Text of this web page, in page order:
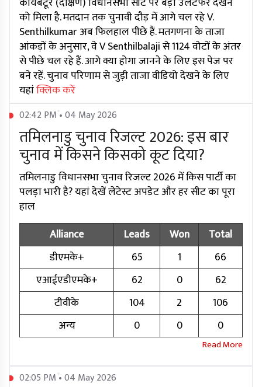
को मिला है. मतदान तक चुनावी दौड़ में आगे चल रहे V.
Senthilkumar अब फिलहाल पीछे हैं. मतगणना के ताजा
आंकड़ों के अनुसार, वे V Senthilbalaji से 1124 वोटों के अंतर
से पीछे चल रहे हैं. आगे क्या होगा जानने के लिए इस पेज पर
बने रहें. चुनाव परिणाम से जुड़ी ताजा वीडियो देखने के लिए
यहांक्लिक करें
02:42 PM • 04 May 2026
तमिलनाडु चुनाव रिजल्ट 2026: इस बार
चुनाव में किसने किसको कूट दिया?
तमिलनाडु विधानसभा चुनाव रिजल्ट 2026 में किस पार्टी का
पलड़ा भारी है? यहां देखें लेटेस्ट अपडेट और हर सीट का पूरा
हाल
Alliance
Leads Won
Total
डीएमके+
65 1
66
एआईएडीएमके+
62 0
62
टीवीके
104 2
106
अन्य
0 0 0
02:05 PM • 04 May 2026